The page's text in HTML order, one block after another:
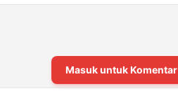
Masuk untuk Komentar